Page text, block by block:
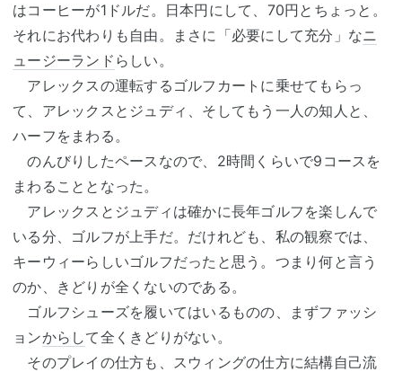
はコーヒーが1ドルだ。日本円にして、70円とちょっと。
それにお代わりも自由。まさに「必要にして充分」なニ
ュージーランド らしい。
アレックスの運転するゴルフカートに乗せてもらっ
て、アレックスとジュディ、そしてもう一人の知人と、
ハーフをまわる。
のんびりしたペースなので、2時間くらいで9コースを
まわることとなった。
アレックスとジュディは確かに長年ゴルフを楽しんで
いる分、ゴルフが上手だ。だけれども、私の観察では、
キーウィーらしいゴルフだったと思う。つまり何と言う
のか、きどりが全くないのである。
ゴルフシューズを履いてはいるものの、まずファッシ
ョンからして全くきどりがない。
そのプレイの仕方も、スウィングの仕方に結構自己流